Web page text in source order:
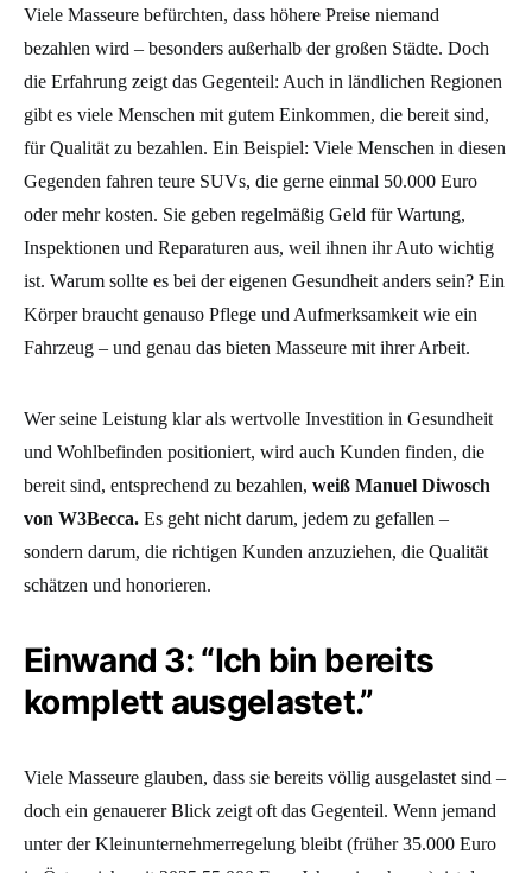
Viele Masseure befürchten, dass höhere Preise niemand
bezahlen wird – besonders außerhalb der großen Städte. Doch
die Erfahrung zeigt das Gegenteil: Auch in ländlichen Regionen
gibt es viele Menschen mit gutem Einkommen, die bereit sind,
für Qualität zu bezahlen. Ein Beispiel: Viele Menschen in diesen
Gegenden fahren teure SUVs, die gerne einmal 50.000 Euro
oder mehr kosten. Sie geben regelmäßig Geld für Wartung,
Inspektionen und Reparaturen aus, weil ihnen ihr Auto wichtig
ist. Warum sollte es bei der eigenen Gesundheit anders sein? Ein
Körper braucht genauso Pflege und Aufmerksamkeit wie ein
Fahrzeug – und genau das bieten Masseure mit ihrer Arbeit.
Wer seine Leistung klar als wertvolle Investition in Gesundheit
und Wohlbefinden positioniert, wird auch Kunden finden, die
bereit sind, entsprechend zu bezahlen, weiß Manuel Diwosch
von W3Becca. Es geht nicht darum, jedem zu gefallen –
sondern darum, die richtigen Kunden anzuziehen, die Qualität
schätzen und honorieren.
Einwand 3: “Ich bin bereits
komplett ausgelastet.”
Viele Masseure glauben, dass sie bereits völlig ausgelastet sind –
doch ein genauerer Blick zeigt oft das Gegenteil. Wenn jemand
unter der Kleinunternehmerregelung bleibt (früher35.000 Euro